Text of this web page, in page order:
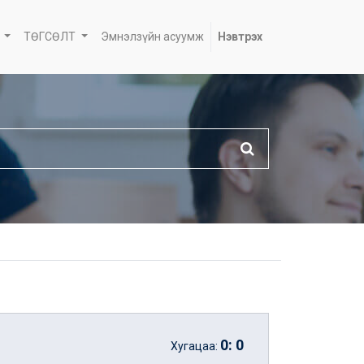
ТӨГСӨЛТ Эмнэлзүйн асуумж Нэвтрэх
Хугацаа: 0: 0